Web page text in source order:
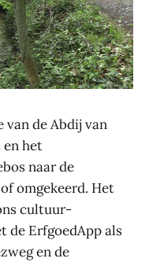
van de Abdij van
het
naar de
omgekeerd. Het
cultuur-
de ErfgoedApp als
en de